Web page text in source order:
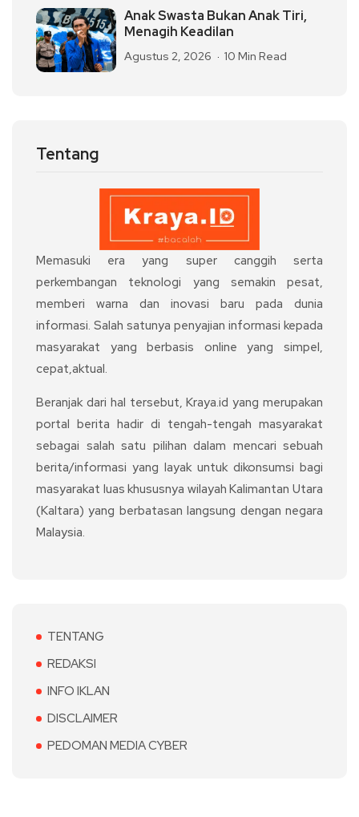
Anak Swasta Bukan Anak Tiri,
Menagih Keadilan
Agustus 2, 2026 10 Min Read
Tentang
Memasuki era yang super canggih serta
perkembangan teknologi yang semakin pesat,
memberi warna dan inovasi baru pada dunia
informasi. Salah satunya penyajian informasi kepada
masyarakat yang berbasis online yang simpel,
cepat,aktual.
Beranjak dari hal tersebut, Kraya.id yang merupakan
portal berita hadir di tengah-tengah masyarakat
sebagai salah satu pilihan dalam mencari sebuah
berita/informasi yang layak untuk dikonsumsi bagi
masyarakat luas khususnya wilayah Kalimantan Utara
(Kaltara) yang berbatasan langsung dengan negara
Malaysia.
TENTANG
REDAKSI
INFO IKLAN
DISCLAIMER
PEDOMAN MEDIA CYBER